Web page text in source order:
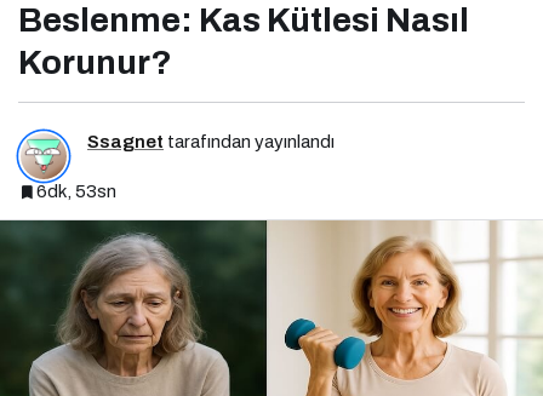
Beslenme: Kas Kütlesi Nasıl
Korunur?
Ssagnet tarafından yayınlandı
6dk, 53sn